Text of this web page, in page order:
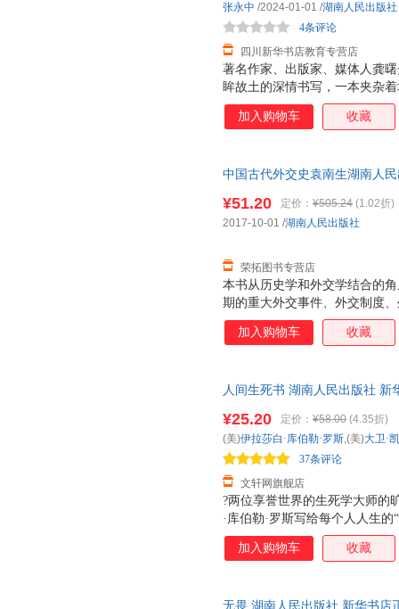
著名作家、出版家、媒体人龚
眸故土的深情书写，一本夹杂
鸿洲、蔡测海、李跃龙、龚旭
画，笔墨间浸透着温暖动容的
四川新华书店教育专营店
4条评论
张永中 /2024-01-01 /湖南人民出版社
加入购物车 收藏
中国古代外交史袁南生湖南人
本书从历史学和外交学结合的
期的重大外交事件、外交制度
的方方面面，分析了不同外交
历史时期外交的特点。全书结
¥51.20 定价： ¥505.24 (1.02折)
荣拓图书专营店
2017-10-01 /湖南人民出版社
加入购物车 收藏
人间生死书 湖南人民出版社 新
?两位享誉世界的生死学大师的
·库伯勒·罗斯写给每个人人生
切、韩国很好偶像防弹少年团
《活出生命的意义》，改变百
¥25.20 定价： ¥58.00 (4.35折)
文轩网旗舰店
37条评论
(美)伊拉莎白·库伯勒·罗斯,(美)大卫·
加入购物车 收藏
无畏 湖南人民出版社 新华书店